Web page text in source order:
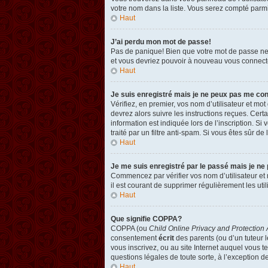
votre nom dans la liste. Vous serez compté
Haut
J’ai perdu mon mot de passe!
Pas de panique! Bien que votre mot de passe
et vous devriez pouvoir à nouveau vous
Haut
Je suis enregistré mais je ne peux pas me
Vérifiez, en premier, vos nom d’utilisateur et
devrez alors suivre les instructions reçues.
information est indiquée lors de l’inscription. Si
traité par un filtre anti-spam. Si vous êtes sûr de
Haut
Je me suis enregistré par le passé mais je
Commencez par vérifier vos nom d’utilisateur
il est courant de supprimer régulièrement les
Haut
Que signifie COPPA?
COPPA (ou Child Online Privacy and Protection
consentement écrit des parents (ou d’un tuteur
vous inscrivez, ou au site Internet auquel vous
questions légales de toute sorte, à l’exception